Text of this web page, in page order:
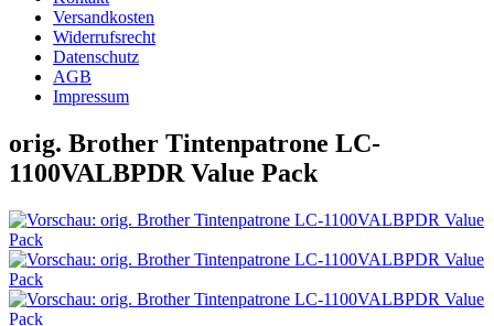
Versandkosten
Widerrufsrecht
Datenschutz
AGB
Impressum
orig. Brother Tintenpatrone LC-
1100VALBPDR Value Pack